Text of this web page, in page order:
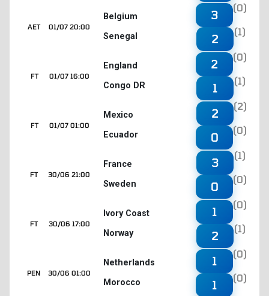
01/07 20:00
AET
Belgium
Senegal
3
(0)
2
(1)
01/07 16:00
FT
England
Congo DR
2
(0)
1
(1)
01/07 01:00
FT
Mexico
Ecuador
2
(2)
0
(0)
30/06 21:00
FT
France
Sweden
3
(1)
0
(0)
30/06 17:00
FT
Ivory Coast
Norway
1
(0)
2
(1)
30/06 01:00
PEN
Netherlands
Morocco
1
(0)
1
(0)